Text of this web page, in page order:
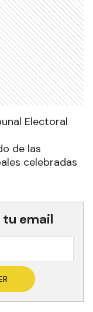
Electoral
de las
celebradas
tu email